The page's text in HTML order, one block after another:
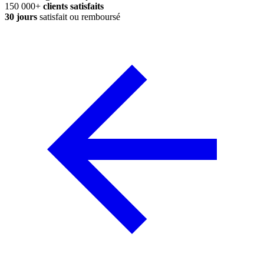
150 000+ clients satisfaits
30 jours satisfait ou remboursé